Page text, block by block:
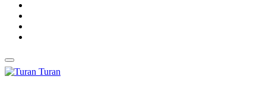
Turan